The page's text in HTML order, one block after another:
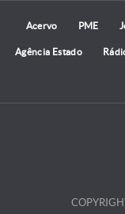
Acervo PME
Agência Estado